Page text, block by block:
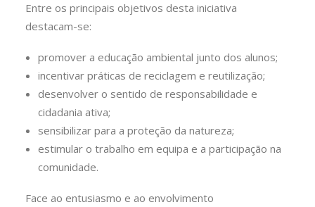
Entre os principais objetivos desta iniciativa
destacam-se:
promover a educação ambiental junto dos alunos;
incentivar práticas de reciclagem e reutilização;
desenvolver o sentido de responsabilidade e
cidadania ativa;
sensibilizar para a proteção da natureza;
estimular o trabalho em equipa e a participação na
comunidade.
Face ao entusiasmo e ao envolvimento